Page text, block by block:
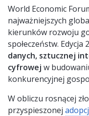
World Economic
najważniejszych
kierunków rozwoju
społeczeństw.
danych, sztucznej
cyfrowej w
konkurencyjnej
W obliczu rosnącej
przyspieszonej